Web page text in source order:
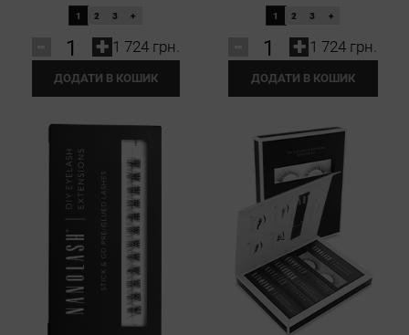
1 2 3 +
1 724 грн.
+
ДОДАТИ В КОШИК
1 2 3 +
1 724 грн.
+
ДОДАТИ В КОШИК